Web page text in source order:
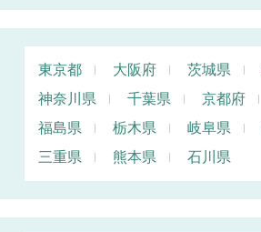
東京都 大阪府 茨城県
神奈川県
千葉県 京都府
福島県
栃木県 岐阜県
三重県
熊本県 石川県